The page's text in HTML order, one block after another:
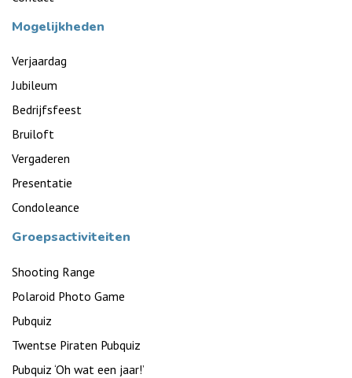
Mogelijkheden
Verjaardag
Jubileum
Bedrijfsfeest
Bruiloft
Vergaderen
Presentatie
Condoleance
Groepsactiviteiten
Shooting Range
Polaroid Photo Game
Pubquiz
Twentse Piraten Pubquiz
Pubquiz ‘Oh wat een jaar!’